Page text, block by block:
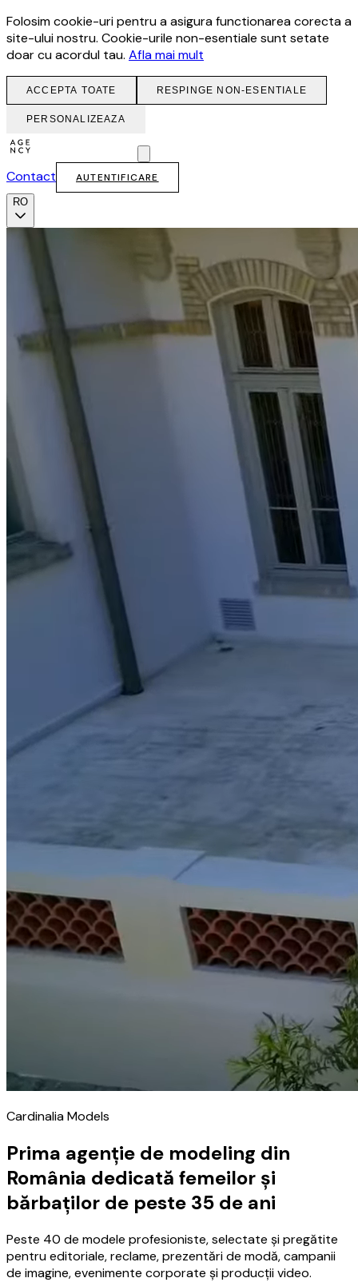
Folosim cookie-uri pentru a asigura functionarea corecta a
site-ului nostru. Cookie-urile non-esentiale sunt setate
doar cu acordul tau. Afla mai mult
ACCEPTA TOATE RESPINGE NON-ESENTIALE
PERSONALIZEAZA
Contact AUTENTIFICARE
RO
Cardinalia Models
Prima agenție de modeling din
România dedicată femeilor și
bărbaților de peste 35 de ani
Peste 40 de modele profesioniste, selectate și pregătite
pentru editoriale, reclame, prezentări de modă, campanii
de imagine, evenimente corporate și producții video.